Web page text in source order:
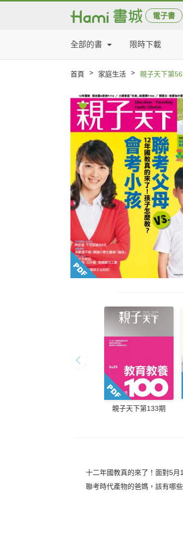
電子書
全部的書 限時下載
首頁 > 家庭生活 > 親子天下第56
親子天下第133期
十二年國教真的來了！面對5月
聯考時代產物的爸媽，該有哪